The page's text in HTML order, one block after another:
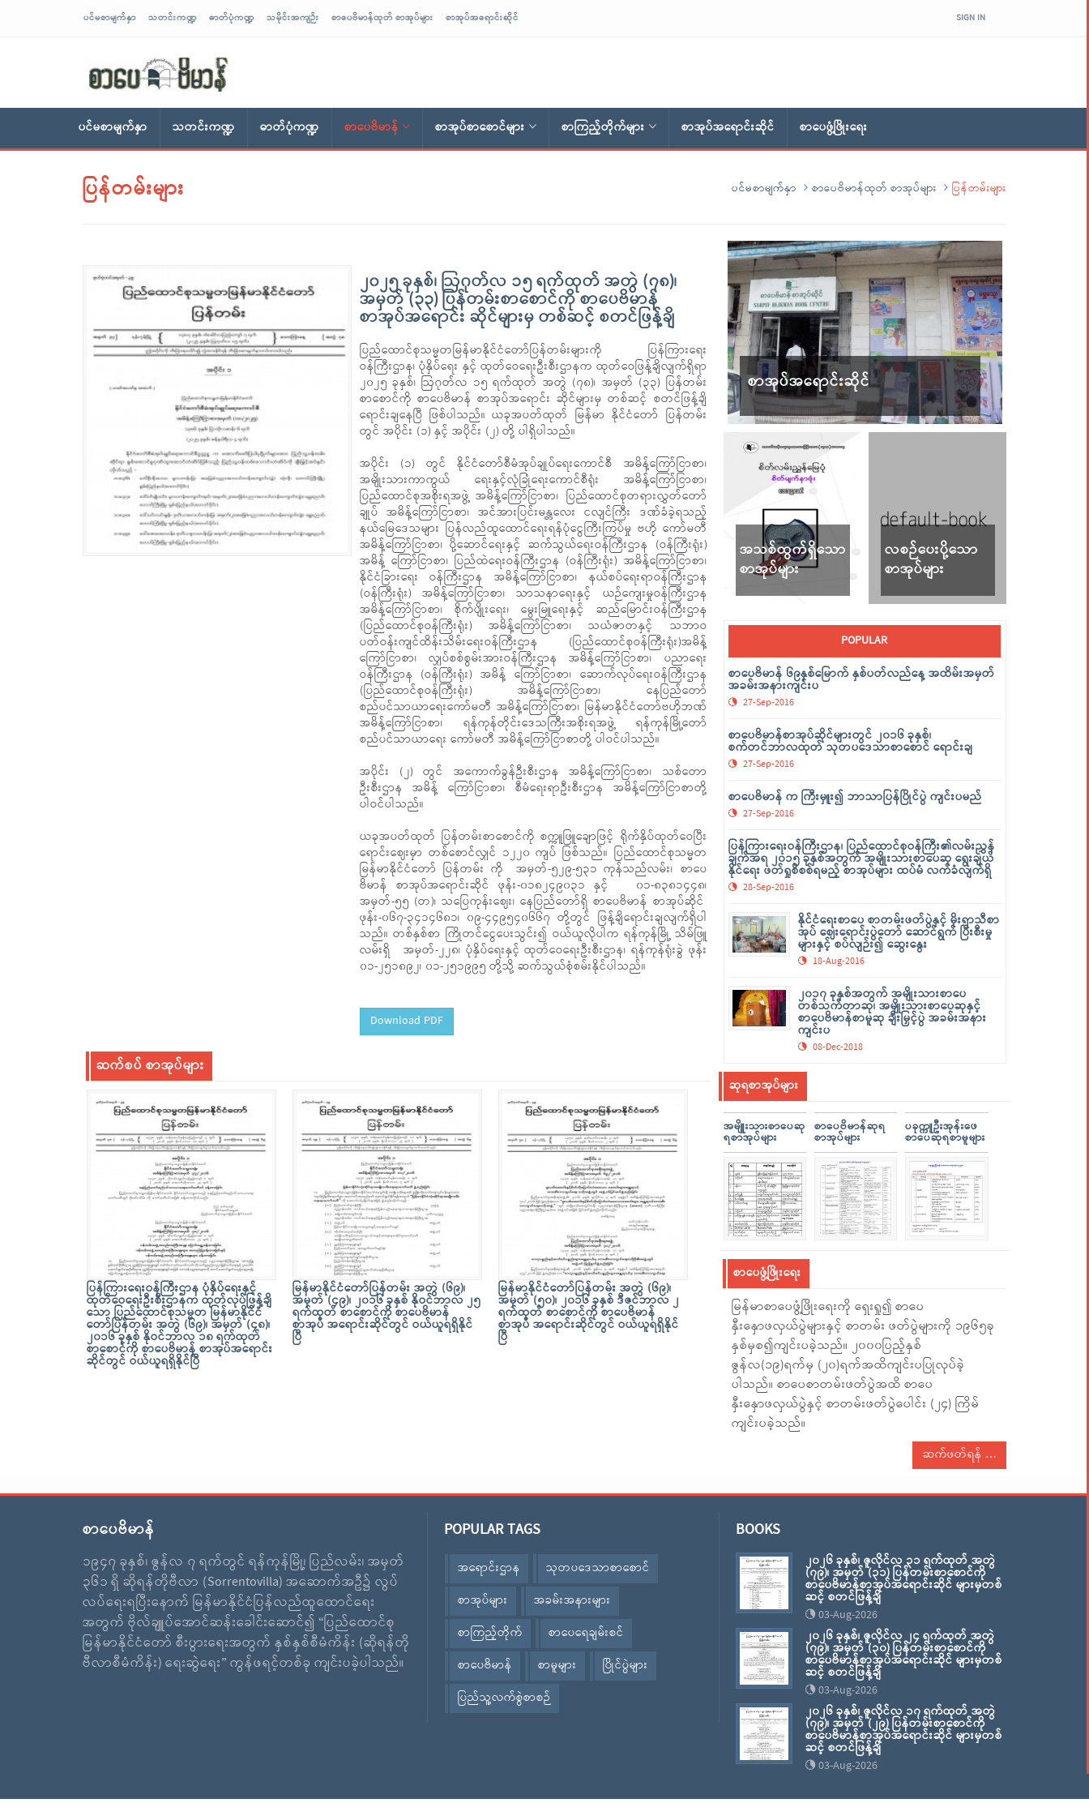
ပင်မစာမျက်နှာ သတင်းကဏ္ဍ ဓာတ်ပုံကဏ္ဍ သမိုင်းအကျဉ်း စာပေဗိမာန်ထုတ် စာအုပ်များ စာအုပ်အရောင်းဆိုင် SIGN IN
ပင်မစာမျက်နှာ သတင်းကဏ္ဍ ဓာတ်ပုံကဏ္ဍ စာပေဗိမာန် စာအုပ်စာစောင်များ စာကြည့်တိုက်များ စာအုပ်အရောင်းဆိုင် စာပေဖွံ့ဖြိုးရေး
ပြန်တမ်းများ ပင်မစာမျက်နှာ စာပေဗိမာန်ထုတ် စာအုပ်များ ပြန်တမ်းများ
၂၀၂၅ ခုနှစ်၊ ဩဂုတ်လ ၁၅ ရက်ထုတ် အတွဲ (၇၈)၊
အမှတ် (၃၃) ပြန်တမ်းစာစောင်ကို စာပေဗိမာန်
စာအုပ်အရောင်း ဆိုင်များမှ တစ်ဆင့် စတင်ဖြန့်ချိ
ပြည်ထောင်စုသမ္မတမြန်မာနိုင်ငံတော်ပြန်တမ်းများကို ပြန်ကြားရေး
ဝန်ကြီးဌာန၊ ပုံနှိပ်ရေး နှင့် ထုတ်ဝေရေးဦးစီးဌာနက ထုတ်ဝေဖြန့်ချိလျက်ရှိရာ
၂၀၂၅ ခုနှစ်၊ ဩဂုတ်လ ၁၅ ရက်ထုတ် အတွဲ (၇၈)၊ အမှတ် (၃၃) ပြန်တမ်း
စာစောင်ကို စာပေဗိမာန် စာအုပ်အရောင်း ဆိုင်များမှ တစ်ဆင့် စတင်ဖြန့်ချိ
ရောင်းချနေပြီ ဖြစ်ပါသည်။ ယခုအပတ်ထုတ် မြန်မာ နိုင်ငံတော် ပြန်တမ်း
တွင် အပိုင်း (၁) နှင့် အပိုင်း (၂) တို့ ပါရှိပါသည်။
အပိုင်း (၁) တွင် နိုင်ငံတော်စီမံအုပ်ချုပ်ရေးကောင်စီ အမိန့်ကြော်ငြာစာ၊
အမျိုးသားကာကွယ် ရေးနှင့်လုံခြုံရေးကောင်စီရုံး အမိန့်ကြော်ငြာစာ၊
ပြည်ထောင်စုအစိုးရအဖွဲ့ အမိန့်ကြော်ငြာစာ၊ ပြည်ထောင်စုတရားလွှတ်တော်
ချုပ် အမိန့်ကြော်ငြာစာ၊ အင်အားပြင်းမန္တလေး ငလျင်ကြီး ဒဏ်ခံခဲ့ရသည့်
နယ်မြေဒေသများ ပြန်လည်ထူထောင်ရေးရန်ပုံငွေကြီးကြပ်မှု ဗဟို ကော်မတီ
အမိန့်ကြော်ငြာစာ၊ ပို့ဆောင်ရေးနှင့် ဆက်သွယ်ရေးဝန်ကြီးဌာန (ဝန်ကြီးရုံး)
အမိန့် ကြော်ငြာစာ၊ ပြည်ထဲရေးဝန်ကြီးဌာန (ဝန်ကြီးရုံး) အမိန့်ကြော်ငြာစာ၊
နိုင်ငံခြားရေး ဝန်ကြီးဌာန အမိန့်ကြော်ငြာစာ၊ နယ်စပ်ရေးရာဝန်ကြီးဌာန
(ဝန်ကြီးရုံး) အမိန့်ကြော်ငြာစာ၊ သာသနာရေးနှင့် ယဉ်ကျေးမှုဝန်ကြီးဌာန
အမိန့်ကြော်ငြာစာ၊ စိုက်ပျိုးရေး၊ မွေးမြူရေးနှင့် ဆည်မြောင်းဝန်ကြီးဌာန
(ပြည်ထောင်စုဝန်ကြီးရုံး) အမိန့်ကြော်ငြာစာ၊ သယံဇာတနှင့် သဘာဝ
ပတ်ဝန်းကျင်ထိန်းသိမ်းရေးဝန်ကြီးဌာန (ပြည်ထောင်စုဝန်ကြီးရုံး)အမိန့်
ကြော်ငြာစာ၊ လျှပ်စစ်စွမ်းအားဝန်ကြီးဌာန အမိန့်ကြော်ငြာစာ၊ ပညာရေး
ဝန်ကြီးဌာန (ဝန်ကြီးရုံး) အမိန့် ကြော်ငြာစာ၊ ဆောက်လုပ်ရေးဝန်ကြီးဌာန
(ပြည်ထောင်စုဝန်ကြီးရုံး) အမိန့်ကြော်ငြာစာ၊ နေပြည်တော်
စည်ပင်သာယာရေးကော်မတီ အမိန့်ကြော်ငြာစာ၊ မြန်မာနိုင်ငံတော်ဗဟိုဘဏ်
အမိန့်ကြော်ငြာစာ၊ ရန်ကုန်တိုင်းဒေသကြီးအစိုးရအဖွဲ့ ရန်ကုန်မြို့တော်
စည်ပင်သာယာရေး ကော်မတီ အမိန့်ကြော်ငြာစာတို့ ပါဝင်ပါသည်။
အပိုင်း (၂) တွင် အကောက်ခွန်ဦးစီးဌာန အမိန့်ကြော်ငြာစာ၊ သစ်တော
ဦးစီးဌာန အမိန့် ကြော်ငြာစာ၊ စီမံရေးရာဦးစီးဌာန အမိန့်ကြော်ငြာစာတို့
ပါဝင်ပါသည်။
ယခုအပတ်ထုတ် ပြန်တမ်းစာစောင်ကို စက္ကူဖြူချောဖြင့် ရိုက်နှိပ်ထုတ်ဝေပြီး
ရောင်းဈေးမှာ တစ်စောင်လျှင် ၁၂၂၀ ကျပ် ဖြစ်သည်။ ပြည်ထောင်စုသမ္မတ
မြန်မာနိုင်ငံတော် ပြန်တမ်း ကို အမှတ်-၅၂၉-၅၃၁ ကုန်သည်လမ်း၊ စာပေ
ဗိမာန် စာအုပ်အရောင်းဆိုင် ဖုန်း-၀၁၈၂၄၉၀၃၁ နှင့် ၀၁-၈၃၈၁၄၄၈၊
အမှတ်-၅၅ (တ)၊ သပြေကုန်းဈေး၊ နေပြည်တော်ရှိ စာပေဗိမာန် စာအုပ်ဆိုင်
ဖုန်း-၀၆၇-၃၄၁၄၆၈၁၊ ၀၉-၄၄၉၅၄၀၆၆၇ တို့တွင် ဖြန့်ချိရောင်းချလျက်ရှိပါ
သည်။ တစ်နှစ်စာ ကြိုတင်ငွေပေးသွင်း၍ ဝယ်ယူလိုပါက ရန်ကုန်မြို့ သိမ်ဖြူ
လမ်းရှိ အမှတ်-၂၂၈၊ ပုံနှိပ်ရေးနှင့် ထုတ်ဝေရေးဦးစီးဌာန၊ ရန်ကုန်ရုံးခွဲ ဖုန်း
၀၁-၂၅၁၈၉၂၊ ၀၁-၂၅၁၉၉၅ တို့သို့ ဆက်သွယ်စုံစမ်းနိုင်ပါသည်။
Download PDF
ဆက်စပ် စာအုပ်များ
ပြန်ကြားရေးဝန်ကြီးဌာန ပုံနှိပ်ရေးနှင့်
ထုတ်ဝေရေးဦးစီးဌာနက ထုတ်လုပ်ဖြန့်ချိ
သော ပြည်ထောင်စုသမ္မတ မြန်မာနိုင်ငံ
တော်ပြန်တမ်း အတွဲ (၆၉)၊ အမှတ် (၄၈)၊
၂၀၁၆ ခုနှစ် နိုဝင်ဘာလ ၁၈ ရက်ထုတ်
စာစောင်ကို စာပေဗိမာန် စာအုပ်အရောင်း
ဆိုင်တွင် ဝယ်ယူရရှိနိုင်ပြီ
မြန်မာနိုင်ငံတော်ပြန်တမ်း အတွဲ (၆၉)၊
အမှတ် (၄၉)၊ ၂၀၁၆ ခုနှစ် နိုဝင်ဘာလ ၂၅
ရက်ထုတ် စာစောင်ကို စာပေဗိမာန်
စာအုပ် အရောင်းဆိုင်တွင် ဝယ်ယူရရှိနိုင်
ပြီ
မြန်မာနိုင်ငံတော်ပြန်တမ်း အတွဲ (၆၉)၊
အမှတ် (၅၀)၊ ၂၀၁၆ ခုနှစ် ဒီဇင်ဘာလ ၂
ရက်ထုတ် စာစောင်ကို စာပေဗိမာန်
စာအုပ် အရောင်းဆိုင်တွင် ဝယ်ယူရရှိနိုင်
ပြီ
စာအုပ်အရောင်းဆိုင်
အသစ်ထွက်ရှိသော
စာအုပ်များ
လစဉ်ပေးပို့သော
စာအုပ်များ
POPULAR
စာပေဗိမာန် ၆၉နှစ်မြောက် နှစ်ပတ်လည်နေ့ အထိမ်းအမှတ်
အခမ်းအနားကျင်းပ
27-Sep-2016
စာပေဗိမာန်စာအုပ်ဆိုင်များတွင် ၂၀၁၆ ခုနှစ်၊
စက်တင်ဘာလထုတ် သုတပဒေသာစာစောင် ရောင်းချ
27-Sep-2016
စာပေဗိမာန် က ကြီးမှူး၍ ဘာသာပြန်ပြိုင်ပွဲ ကျင်းပမည်
27-Sep-2016
ပြန်ကြားရေးဝန်ကြီးဌာန၊ ပြည်ထောင်စုဝန်ကြီး၏လမ်းညွှန်
ချက်အရ ၂၀၁၅ ခုနှစ်အတွက် အမျိုးသားစာပေဆု ရွေးချယ်
နိုင်ရေး ဖတ်ရှုစိစစ်ရမည့် စာအုပ်များ ထပ်မံ လက်ခံလျက်ရှိ
28-Sep-2016
နိုင်ငံရေးစာပေ စာတမ်းဖတ်ပွဲနှင့် မိုးရာသီစာ
အုပ် ဈေးရောင်းပွဲတော် ဆောင်ရွက် ပြီးစီးမှု
များနှင့် စပ်လျဉ်း၍ ဆွေးနွေး
18-Aug-2016
၂၀၁၇ ခုနှစ်အတွက် အမျိုးသားစာပေ
တစ်သက်တာဆု၊ အမျိုးသားစာပေဆုနှင့်
စာပေဗိမာန်စာမူဆု ချီးမြှင့်ပွဲ အခမ်းအနား
ကျင်းပ
08-Dec-2018
ဆုရစာအုပ်များ
အမျိူးသားစာပေဆု
ရစာအုပ်များ
စာပေဗိမာန်ဆုရ
စာအုပ်များ
ပခုက္ကူဦးအုန်းဖေ
စာပေဆုရစာမူများ
စာပေဖွံ့ဖြိုးရေး
မြန်မာစာပေဖွံ့ဖြိုးရေးကို ရှေးရှု၍ စာပေ
နှီးနှောဖလှယ်ပွဲများနှင့် စာတမ်း ဖတ်ပွဲများကို ၁၉၆၅ခု
နှစ်မှစ၍ကျင်းပခဲ့သည်။ ၂၀၀၀ပြည့်နှစ်
ဇွန်လ(၁၉)ရက်မှ (၂၀)ရက်အထိကျင်းပပြုလုပ်ခဲ့
ပါသည်။ စာပေစာတမ်းဖတ်ပွဲအထိ စာပေ
နှီးနှောဖလှယ်ပွဲနှင့် စာတမ်းဖတ်ပွဲပေါင်း (၂၄) ကြိမ်
ကျင်းပခဲ့သည်။
ဆက်ဖတ်ရန်
စာပေဗိမာန်
၁၉၄၇ ခုနှစ်၊ ဇွန်လ ၇ ရက်တွင် ရန်ကုန်မြို့၊ ပြည်လမ်း၊ အမှတ်
၃၆၁ ရှိ ဆိုရန်တိုဗီလာ (Sorrentovilla) အဆောက်အဦ၌ လွပ်
လပ်ရေးရပြီးနောက် မြန်မာနိုင်ငံပြန်လည်ထူထောင်ရေး
အတွက် ဗိုလ်ချူပ်အောင်ဆန်းခေါင်းဆောင်၍ “ပြည်ထောင်စု
မြန်မာနိုင်ငံတော် စီးပွားရေးအတွက် နှစ်နှစ်စီမံကိန်း (ဆိုရန်တို
ဗီလာစီမံကိန်း) ရေးဆွဲရေး” ကွန်ဖရင့်တစ်ခု ကျင်းပခဲ့ပါသည်။
POPULAR TAGS
အရောင်းဌာန
သုတပဒေသာစာစောင်
စာအုပ်များ
အခမ်းအနားများ
စာကြည့်တိုက်
စာပေရေချမ်းစင်
စာပေဗိမာန်
စာမူများ
ပြိုင်ပွဲများ
ပြည်သူ့လက်စွဲစာစဉ်
BOOKS
၂၀၂၆ ခုနှစ်၊ ဇူလိုင်လ ၃၁ ရက်ထုတ် အတွဲ
(၇၉)၊ အမှတ် (၃၁) ပြန်တမ်းစာစောင်ကို
စာပေဗိမာန်စာအုပ်အရောင်းဆိုင် များမှတစ်
ဆင့် စတင်ဖြန့်ချိ
03-Aug-2026
၂၀၂၆ ခုနှစ်၊ ဇူလိုင်လ ၂၄ ရက်ထုတ် အတွဲ
(၇၉)၊ အမှတ် (၃၀) ပြန်တမ်းစာစောင်ကို
စာပေဗိမာန်စာအုပ်အရောင်းဆိုင် များမှတစ်
ဆင့် စတင်ဖြန့်ချိ
03-Aug-2026
၂၀၂၆ ခုနှစ်၊ ဇူလိုင်လ ၁၇ ရက်ထုတ် အတွဲ
(၇၉)၊ အမှတ် (၂၉) ပြန်တမ်းစာစောင်ကို
စာပေဗိမာန်စာအုပ်အရောင်းဆိုင် များမှတစ်
ဆင့် စတင်ဖြန့်ချိ
03-Aug-2026